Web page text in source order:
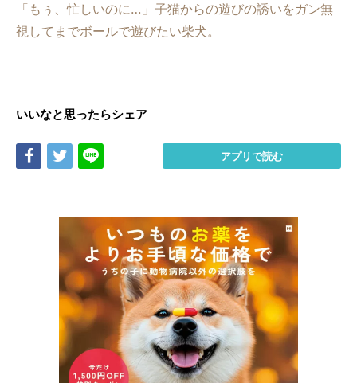
「もぅ、忙しいのに…」子猫からの遊びの誘いをガン無
視してまでボールで遊びたい柴犬。
いいなと思ったらシェア
Share Tweet アプリで読む